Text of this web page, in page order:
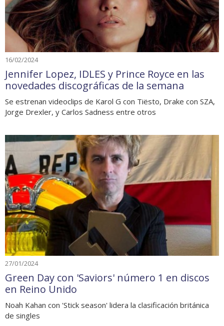
16/02/2024
Jennifer Lopez, IDLES y Prince Royce en las
novedades discográficas de la semana
Se estrenan videoclips de Karol G con Tiësto, Drake con SZA,
Jorge Drexler, y Carlos Sadness entre otros
27/01/2024
Green Day con 'Saviors' número 1 en discos
en Reino Unido
Noah Kahan con 'Stick season' lidera la clasificación británica
de singles